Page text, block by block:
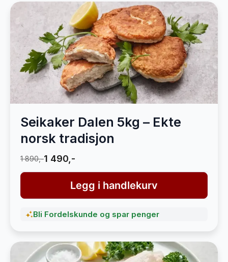
Seikaker Dalen 5kg – Ekte
norsk tradisjon
1 890,-1 490,-
Legg i handlekurv
Bli Fordelskunde og spar penger